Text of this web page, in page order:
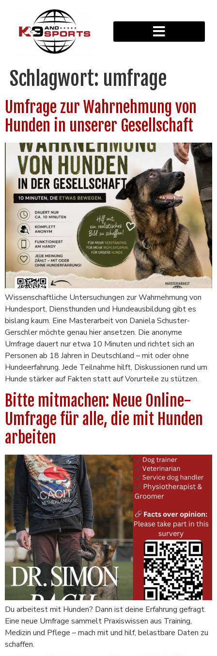
Schlagwort: umfrage
Umfrage zur Wahrnehmung von
Hunden in unserer Gesellschaft
Wissenschaftliche Untersuchungen zur Wahrnehmung von
Hundesport, Diensthunden und Hundeausbildung gibt es
bislang kaum. Eine Masterarbeit von Daniela Schuster-
Gerschler möchte genau hier ansetzen. Die anonyme
Umfrage dauert nur etwa 10 Minuten und richtet sich an
Personen ab 18 Jahren in Deutschland – mit oder ohne
Hundeerfahrung. Jede Teilnahme hilft, Diskussionen rund um
Hunde stärker auf Fakten statt auf Vorurteile zu stützen.
Bitte mitmachen: Neue Online-
Umfrage für alle, die mit Hunden
arbeiten
Du arbeitest mit Hunden? Dann ist deine Erfahrung gefragt.
Eine neue Umfrage sammelt Praxiswissen aus Training,
Medizin und Pflege – mach mit und hilf, belastbare Daten zu
schaffen.